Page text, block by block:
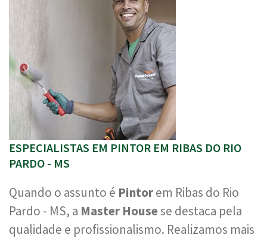
ESPECIALISTAS EM PINTOR EM RIBAS DO RIO
PARDO - MS
Quando o assunto é Pintorem Ribas do Rio
Pardo - MS, a Master Housese destaca pela
qualidade e profissionalismo. Realizamos mais